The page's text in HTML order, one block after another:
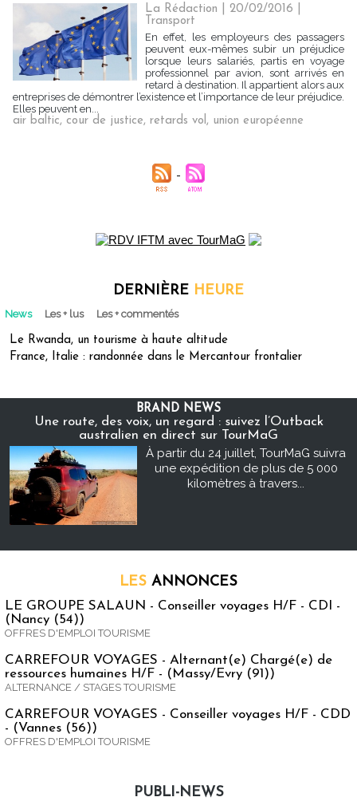
La Rédaction | 20/02/2016
Transport
En effet, les employeurs des passagers
peuvent eux-mêmes subir un préjudice
lorsque leurs salariés, partis en voyage
professionnel par avion, sont arrivés en
retard à destination. Il appartient alors aux
entreprises de démontrer l’existence et l’importance de leur préjudice.
Elles peuvent en...
air baltic, cour de justice, retards vol, union européenne
DERNIÈRE HEURE
News Les + lus Les + commentés
Le Rwanda, un tourisme à haute altitude
France, Italie : randonnée dans le Mercantour frontalier
BRAND NEWS
Une route, des voix, un regard : suivez l’Outback
australien en direct sur TourMaG
À partir du 24 juillet, TourMaG suivra
une expédition de plus de 5 000
kilomètres à travers...
LES ANNONCES
LE GROUPE SALAUN - Conseiller voyages H/F - CDI -
(Nancy (54))
OFFRES D'EMPLOI TOURISME
CARREFOUR VOYAGES - Alternant(e) Chargé(e) de
ressources humaines H/F - (Massy/Evry (91))
ALTERNANCE / STAGES TOURISME
CARREFOUR VOYAGES - Conseiller voyages H/F - CDD
- (Vannes (56))
OFFRES D'EMPLOI TOURISME
PUBLI-NEWS